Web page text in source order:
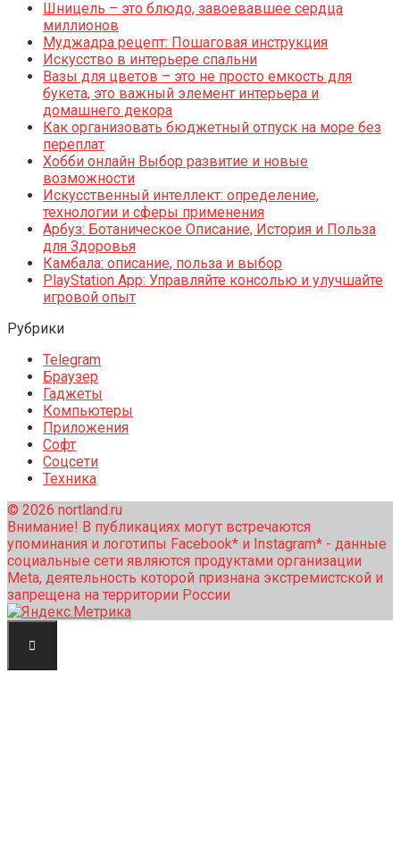
Шницель – это блюдо, завоевавшее сердца
миллионов
Муджадра рецепт: Пошаговая инструкция
Искусство в интерьере спальни
Вазы для цветов – это не просто емкость для
букета, это важный элемент интерьера и
домашнего декора
Как организовать бюджетный отпуск на море без
переплат
Хобби онлайн Выбор развитие и новые
возможности
Искусственный интеллект: определение,
технологии и сферы применения
Арбуз: Ботаническое Описание, История и Польза
для Здоровья
Камбала: описание, польза и выбор
PlayStation App: Управляйте консолью и улучшайте
игровой опыт
Рубрики
Telegram
Браузер
Гаджеты
Компьютеры
Приложения
Софт
Соцсети
Техника
© 2026 nortland.ru
Внимание! В публикациях могут встречаются
упоминания и логотипы Facebook* и Instagram* - данные
социальные сети являются продуктами организации
Meta, деятельность которой признана экстремистской и
запрещена на территории России